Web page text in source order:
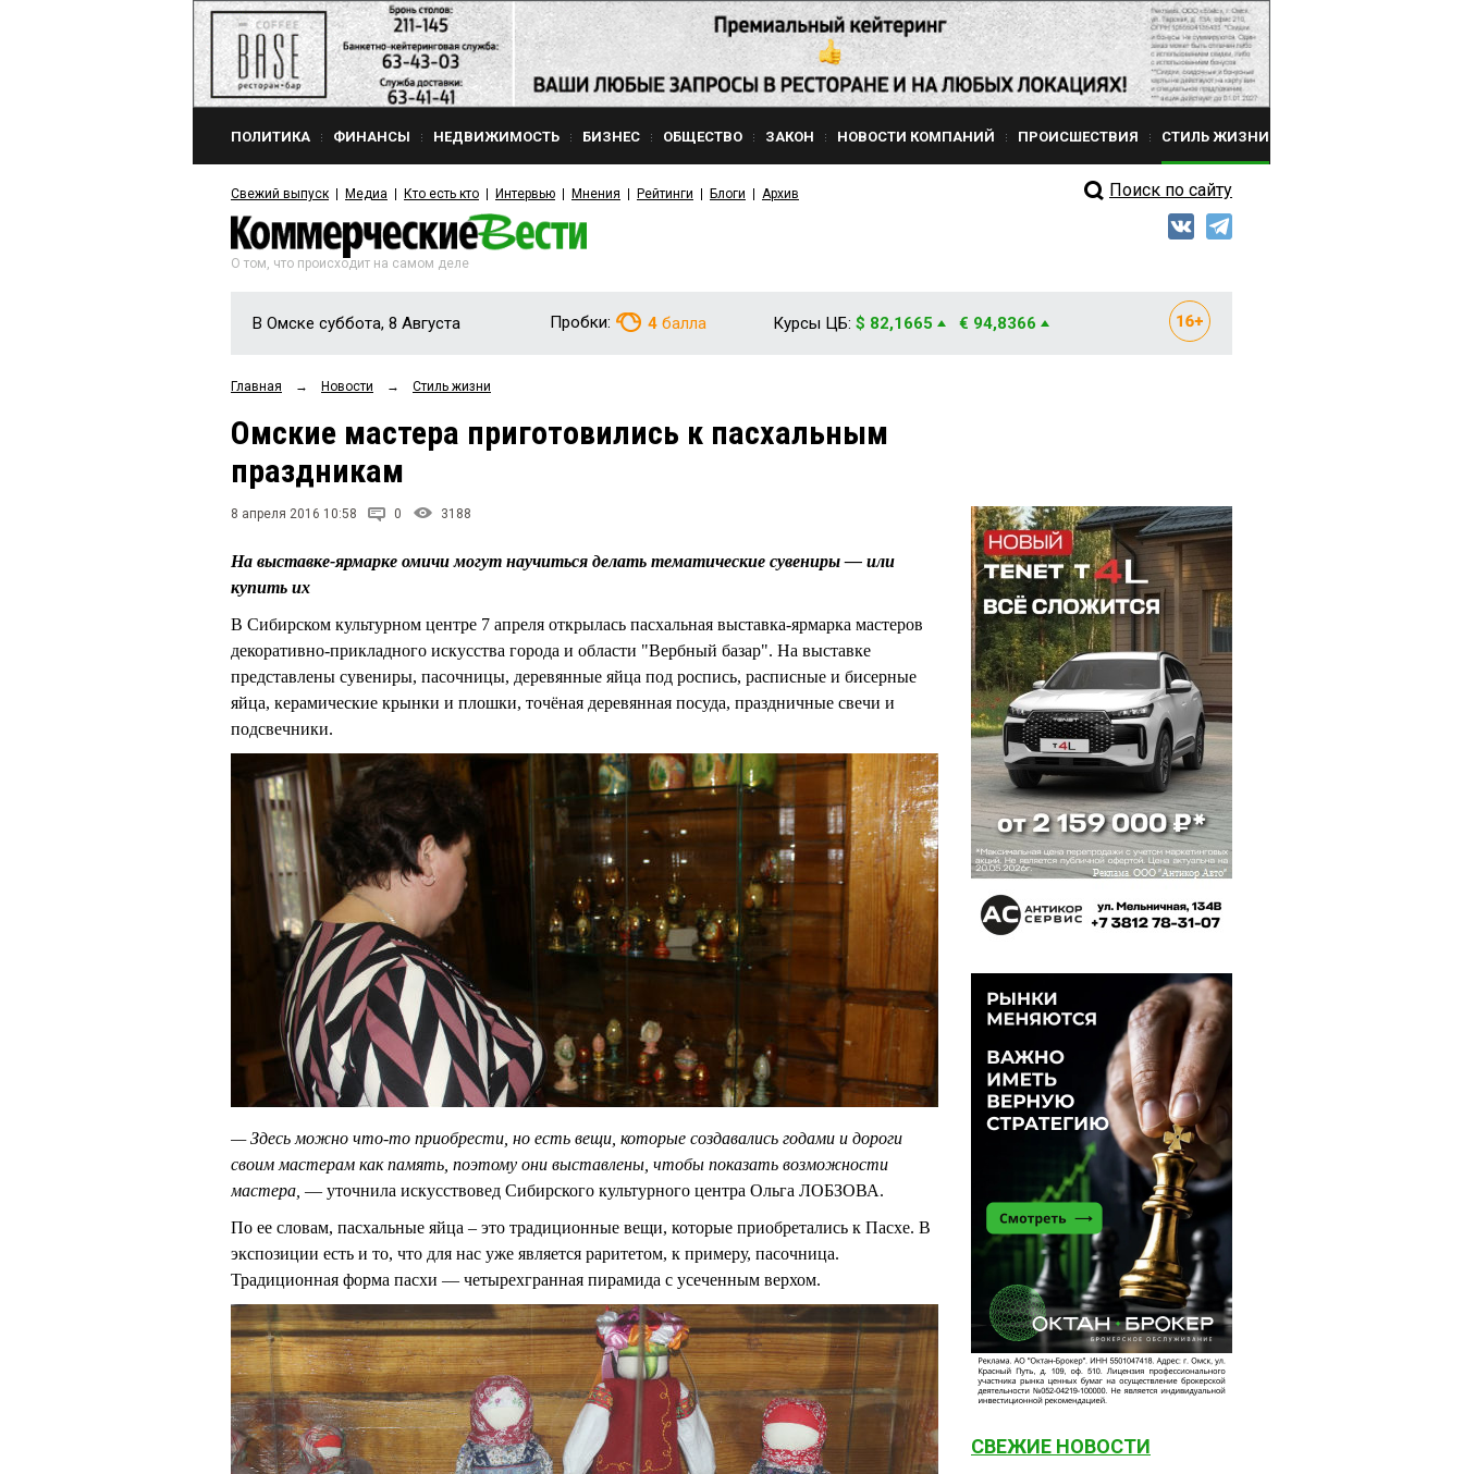
ПОЛИТИКА ФИНАНСЫ НЕДВИЖИМОСТЬ БИЗНЕС ОБЩЕСТВО ЗАКОН НОВОСТИ КОМПАНИЙ ПРОИСШЕСТВИЯ СТИЛЬ ЖИЗНИ
Свежий выпуск Медиа Кто есть кто Интервью Мнения Рейтинги Блоги Архив Поиск по сайту
О том, что происходит на самом деле
В Омске суббота, 8 Августа Пробки: 4 балла Курсы ЦБ: $ 82,1665 € 94,8366
Главная → Новости → Стиль жизни
Омские мастера приготовились к пасхальным
праздникам
8 апреля 2016 10:58 0 3188
На выставке-ярмарке омичи могут научиться делать тематические сувениры — или
купить их
В Сибирском культурном центре 7 апреля открылась пасхальная выставка-ярмарка мастеров
декоративно-прикладного искусства города и области "Вербный базар". На выставке
представлены сувениры, пасочницы, деревянные яйца под роспись, расписные и бисерные
яйца, керамические крынки и плошки, точёная деревянная посуда, праздничные свечи и
подсвечники.
— Здесь можно что-то приобрести, но есть вещи, которые создавались годами и дороги
своим мастерам как память, поэтому они выставлены, чтобы показать возможности
мастера, — уточнила искусствовед Сибирского культурного центра Ольга ЛОБЗОВА.
По ее словам, пасхальные яйца – это традиционные вещи, которые приобретались к Пасхе. В
экспозиции есть и то, что для нас уже является раритетом, к примеру, пасочница.
Традиционная форма пасхи — четырехгранная пирамида с усеченным верхом.
СВЕЖИЕ НОВОСТИ